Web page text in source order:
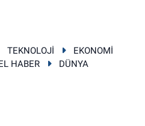
TEKNOLOJİ
EKONOMİ
HABER
DÜNYA